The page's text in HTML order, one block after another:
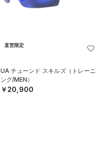
直営限定
UA チューンド スキルズ（トレーニ
ング/MEN）
￥20,900